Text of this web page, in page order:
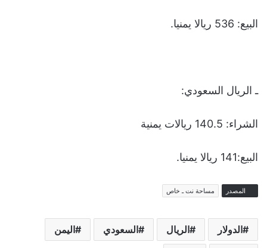
البيع: 536 ريالا يمنيا.
ـ الريال السعودي:
الشراء: 140.5 ريالات يمنية
البيع:141 ريالا يمنيا.
المصدر مساحة نت ـ خاص
الدولار الريال السعودي اليمن